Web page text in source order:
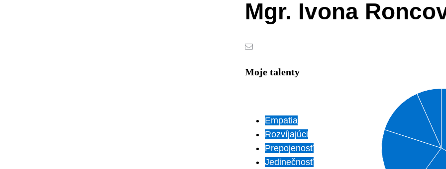
Mgr. Ivona
Moje talenty
Empatia
Rozvíjajúci
Prepojenosť
Jedinečnosť